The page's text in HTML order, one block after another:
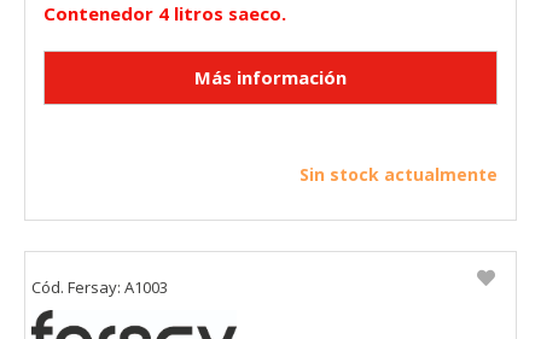
Contenedor 4 litros saeco.
Sin stock actualmente
Cód. Fersay: A1003